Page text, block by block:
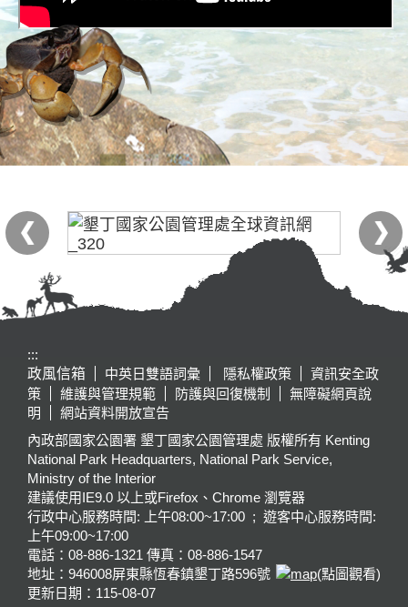
:::
政風信箱
中英日雙語詞彙 隱私權政策
資訊安全政
策
維護與管理規範 防護與回復機制
無障礙網頁說
明
網站資料開放宣告
內政部國家公園署 墾丁國家公園管理處 版權所有 Kenting
National Park Headquarters, National Park Service,
Ministry of the Interior
建議使用IE9.0 以上或Firefox、Chrome 瀏覽器
行政中心服務時間: 上午08:00~17:00 ; 遊客中心服務時間:
上午09:00~17:00
電話：08-886-1321 傳真：08-886-1547
地址：946008屏東縣恆春鎮墾丁路596號
(點圖觀看)
更新日期： 115-08-07